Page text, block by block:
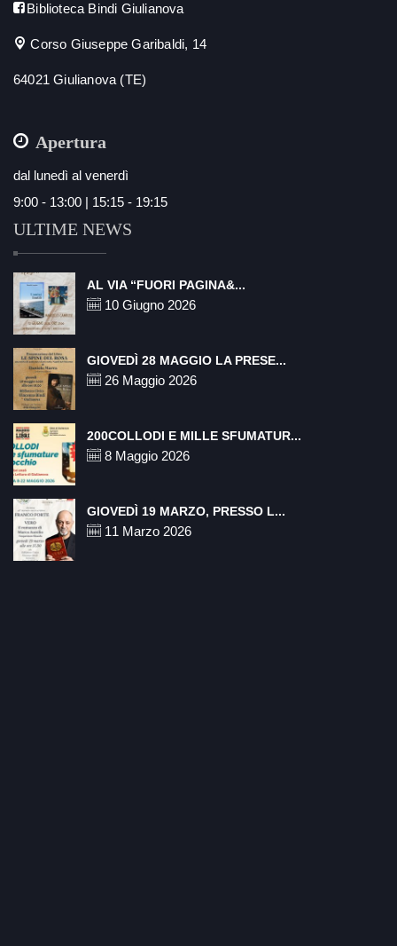
Biblioteca Bindi Giulianova
Corso Giuseppe Garibaldi, 14
64021 Giulianova (TE)
Apertura
dal lunedì al venerdì
9:00 - 13:00 | 15:15 - 19:15
ULTIME NEWS
AL VIA “FUORI PAGINA&...
10 Giugno 2026
GIOVEDÌ 28 MAGGIO LA PRESE...
26 Maggio 2026
200COLLODI E MILLE SFUMATUR...
8 Maggio 2026
GIOVEDÌ 19 MARZO, PRESSO L...
11 Marzo 2026